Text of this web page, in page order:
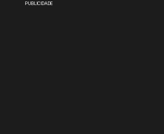
PUBLICIDADE